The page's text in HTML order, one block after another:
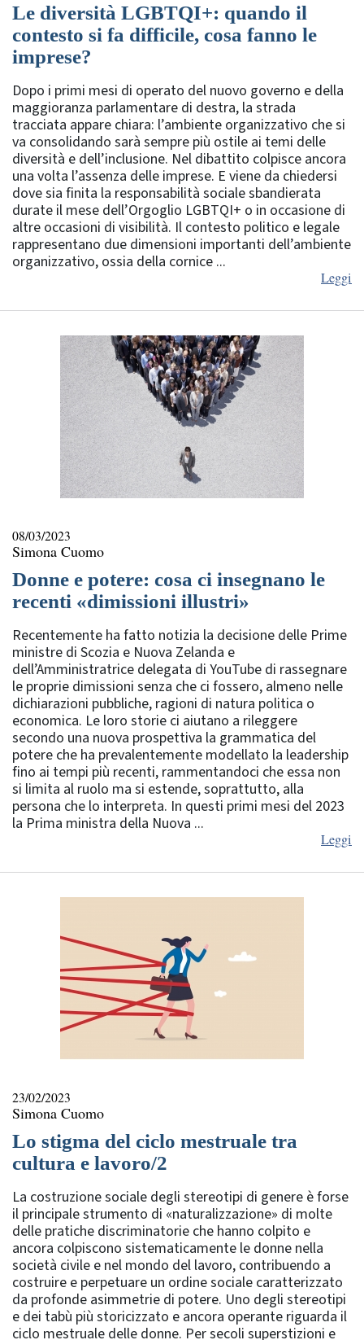
Le diversità LGBTQI+: quando il
contesto si fa difficile, cosa fanno le
imprese?
Dopo i primi mesi di operato del nuovo governo e della
maggioranza parlamentare di destra, la strada
tracciata appare chiara: l’ambiente organizzativo che si
va consolidando sarà sempre più ostile ai temi delle
diversità e dell’inclusione. Nel dibattito colpisce ancora
una volta l’assenza delle imprese. E viene da chiedersi
dove sia finita la responsabilità sociale sbandierata
durate il mese dell’Orgoglio LGBTQI+ o in occasione di
altre occasioni di visibilità. Il contesto politico e legale
rappresentano due dimensioni importanti dell’ambiente
organizzativo, ossia della cornice ...
Leggi
08/03/2023
Simona Cuomo
Donne e potere: cosa ci insegnano le
recenti «dimissioni illustri»
Recentemente ha fatto notizia la decisione delle Prime
ministre di Scozia e Nuova Zelanda e
dell’Amministratrice delegata di YouTube di rassegnare
le proprie dimissioni senza che ci fossero, almeno nelle
dichiarazioni pubbliche, ragioni di natura politica o
economica. Le loro storie ci aiutano a rileggere
secondo una nuova prospettiva la grammatica del
potere che ha prevalentemente modellato la leadership
fino ai tempi più recenti, rammentandoci che essa non
si limita al ruolo ma si estende, soprattutto, alla
persona che lo interpreta. In questi primi mesi del 2023
la Prima ministra della Nuova ...
Leggi
23/02/2023
Simona Cuomo
Lo stigma del ciclo mestruale tra
cultura e lavoro/2
La costruzione sociale degli stereotipi di genere è forse
il principale strumento di «naturalizzazione» di molte
delle pratiche discriminatorie che hanno colpito e
ancora colpiscono sistematicamente le donne nella
società civile e nel mondo del lavoro, contribuendo a
costruire e perpetuare un ordine sociale caratterizzato
da profonde asimmetrie di potere. Uno degli stereotipi
e dei tabù più storicizzato e ancora operante riguarda il
ciclo mestruale delle donne. Per secoli superstizioni e